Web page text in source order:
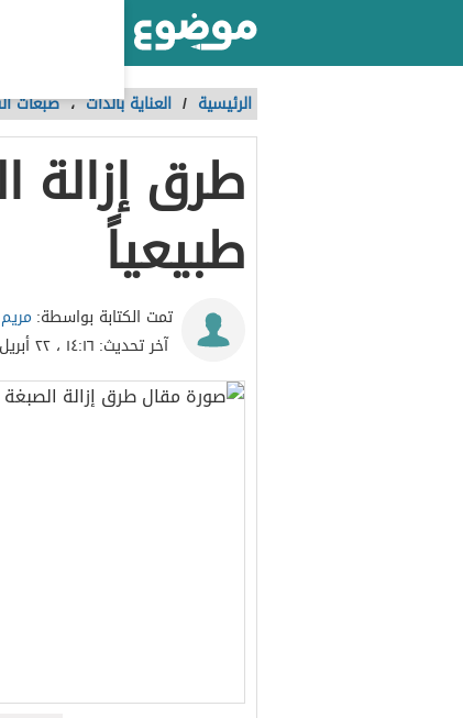
الرئيسية / العناية بالذات،صبغات
طرق إزالة
طبيعياً
تمت الكتابة بواسطة:
آخر تحديث: ١٤:١٦ ، ٢٢ أبريل ٢٠١٩